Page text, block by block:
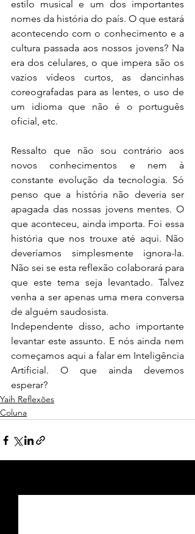
estilo musical e um dos importantes
nomes da história do país. O que estará
acontecendo com o conhecimento e a
cultura passada aos nossos jovens? Na
era dos celulares, o que impera são os
vazios vídeos curtos, as dancinhas
coreografadas para as lentes, o uso de
um idioma que não é o português
oficial, etc.
Ressalto que não sou contrário aos
novos conhecimentos e nem à
constante evolução da tecnologia. Só
penso que a história não deveria ser
apagada das nossas jovens mentes. O
que aconteceu, ainda importa. Foi essa
história que nos trouxe até aqui. Não
deveríamos simplesmente ignora-la.
Não sei se esta reflexão colaborará para
que este tema seja levantado. Talvez
venha a ser apenas uma mera conversa
de alguém saudosista.
Independente disso, acho importante
levantar este assunto. E nós ainda nem
começamos aqui a falar em Inteligência
Artificial. O que ainda devemos
esperar?
Yaih Reflexões
Coluna